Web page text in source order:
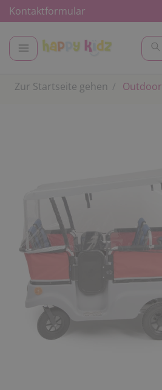
Kontaktformular
Zur Startseite gehen Outdoor